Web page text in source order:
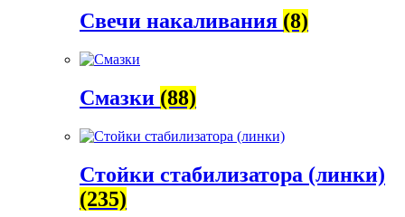
Свечи накаливания (8)
Смазки (88)
Стойки стабилизатора (линки)
(235)